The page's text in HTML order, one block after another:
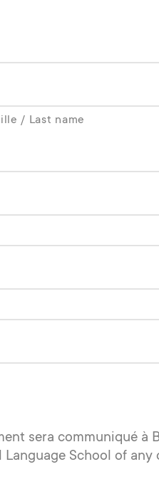
/ Last name
sera communiqué à
School of any